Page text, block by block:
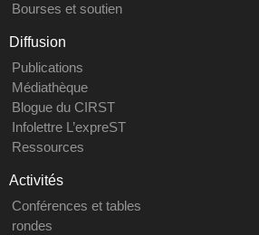
Bourses et soutien
Diffusion
Publications
Médiathèque
Blogue du CIRST
Infolettre L’expreST
Ressources
Activités
Conférences et tables
rondes